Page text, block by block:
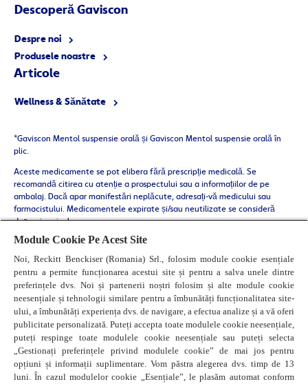
Descoperă Gaviscon
Despre noi
Produsele noastre
Articole
Wellness & Sănătate
*Gaviscon Mentol suspensie orală și Gaviscon Mentol suspensie orală în
plic.
Aceste medicamente se pot elibera fără prescripție medicală. Se
recomandă citirea cu atenție a prospectului sau a informațiilor de pe
ambalaj. Dacă apar manifestări neplăcute, adresați-vă medicului sau
farmacistului. Medicamentele expirate și/sau neutilizate se consideră
deșeuri periculoase.​
Viza de publicitate nr. 8129 / 01.03.2026
Module Cookie Pe Acest Site
Noi, Reckitt Benckiser (Romania) Srl., folosim module cookie esențiale
pentru a permite funcționarea acestui site și pentru a salva unele dintre
preferințele dvs. Noi și partenerii noștri folosim și alte module cookie
neesențiale și tehnologii similare pentru a îmbunătăți funcționalitatea site-
ului, a îmbunătăți experiența dvs. de navigare, a efectua analize și a vă oferi
publicitate personalizată. Puteți accepta toate modulele cookie neesențiale,
puteți respinge toate modulele cookie neesențiale sau puteți selecta
„Gestionați preferințele privind modulele cookie” de mai jos pentru
opțiuni și informații suplimentare. Vom păstra alegerea dvs. timp de 13
luni. În cazul modulelor cookie „Esențiale”, le plasăm automat conform